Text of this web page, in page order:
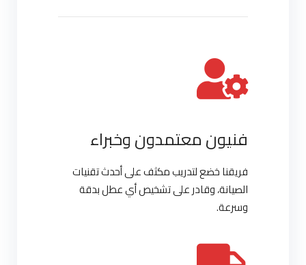
فنيون معتمدون وخبراء
فريقنا خضع لتدريب مكثف على أحدث تقنيات
الصيانة، وقادر على تشخيص أي عطل بدقة
وسرعة.